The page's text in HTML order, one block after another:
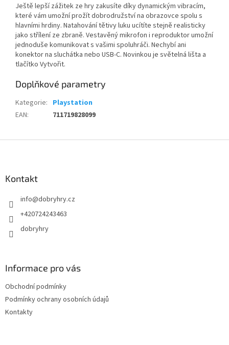
Ještě lepší zážitek ze hry zakusíte díky dynamickým vibracím,
které vám umožní prožít dobrodružství na obrazovce spolu s
hlavními hrdiny. Natahování tětivy luku ucítíte stejně realisticky
jako střílení ze zbraně. Vestavěný mikrofon i reproduktor umožní
jednoduše komunikovat s vašimi spoluhráči. Nechybí ani
konektor na sluchátka nebo USB-C. Novinkou je světelná lišta a
tlačítko Vytvořit.
Doplňkové parametry
Kategorie: Playstation
EAN: 711719828099
Kontakt
info@dobryhry.cz
+420724243463
dobryhry
Informace pro vás
Obchodní podmínky
Podmínky ochrany osobních údajů
Kontakty